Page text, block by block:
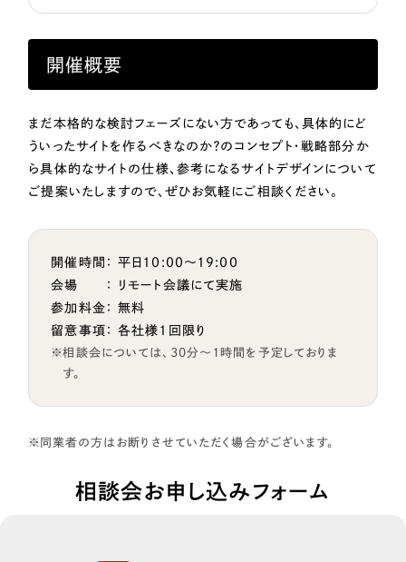
開催概要
まだ本格的な検討フェーズにない方であっても、具体的にど
ういったサイトを作るべきなのか？のコンセプト・戦略部分か
ら具体的なサイトの仕様、参考になるサイトデザインについて
ご提案いたしますので、ぜひお気軽にご相談ください。
開催時間： 平日10:00〜19:00
会場 ： リモート会議にて実施
参加料金： 無料
留意事項： 各社様1回限り
相談会については、30分～1時間を予定しておりま
す。
同業者の方はお断りさせていただく場合がございます。
相談会お申し込みフォーム